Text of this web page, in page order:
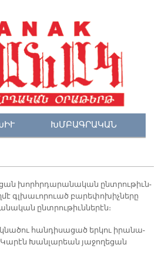
ԽՄԲԱԳՐԱԿԱՆ
խորհր­դա­րա­նա­կան ընտ­րու­թիւն­
գլխա­ւո­րուած բա­րե­փո­խիչ­նե­րը
ընտ­րու­թիւն­նե­րէն։
հան­դի­սա­ցած եր­կու ի­րա­նա­
Կա­րէն Խան­լա­րեան յա­ջո­ղե­ցան